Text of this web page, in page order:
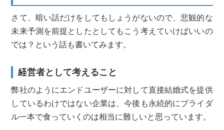
さて、暗い話だけをしてもしょうがないので、悲観的な
未来予測を前提としたとしてもこう考えていけばいいの
では？という話も書いてみます。
経営者として考えること
弊社のようにエンドユーザーに対して直接結婚式を提供
しているわけではない企業は、今後も永続的にブライダ
ル一本で食っていくのは相当に難しいと思っています。